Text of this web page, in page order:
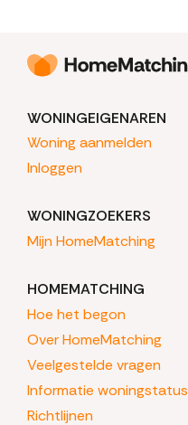
WONINGEIGENAREN
Woning aanmelden
Inloggen
WONINGZOEKERS
Mijn HomeMatching
HOMEMATCHING
Hoe het begon
Over HomeMatching
Veelgestelde vragen
Informatie woningstatus
Richtlijnen